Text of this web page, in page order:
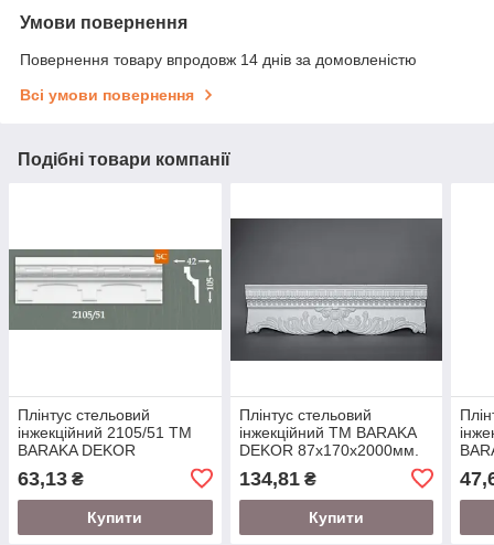
Умови повернення
Повернення товару впродовж 14 днів за домовленістю
Всі умови повернення
Подібні товари компанії
Плінтус стельовий
інжекційний 2105/51 ТМ
BARAKA DEKOR
натяжну стелю
63,13 ₴
Купити
Плінтус стельовий
інжекційний ТМ BARAKA
DEKOR 87х170х2000мм.
стелю)
134,81₴
Купити